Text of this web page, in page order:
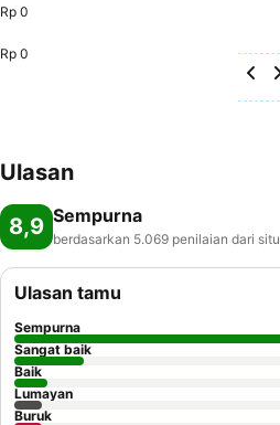
Rp 0
Rp 0
Ulasan
8,9 Sempurna
berdasarkan 5.069 penilaian dari
Ulasan tamu
Sempurna
Sangat baik
Baik
Lumayan
Buruk